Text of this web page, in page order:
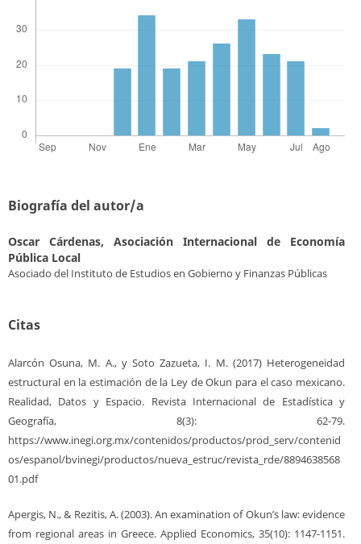
Biografía del autor/a
Oscar Cárdenas,Asociación Internacional de Economía
Pública Local
Asociado del Instituto de Estudios en Gobierno y Finanzas Públicas
Citas
Alarcón Osuna, M. A., y Soto Zazueta, I. M. (2017) Heterogeneidad
estructural en la estimación de la Ley de Okun para el caso mexicano.
Realidad, Datos y Espacio. Revista Internacional de Estadística y
Geografía, 8(3): 62-79.
https://www.inegi.org.mx/contenidos/productos/prod_serv/contenid
os/espanol/bvinegi/productos/nueva_estruc/revista_rde/8894638568
01.pdf
Apergis, N., & Rezitis, A. (2003). An examination of Okun’s law: evidence
from regional areas in Greece. Applied Economics, 35(10): 1147-1151.